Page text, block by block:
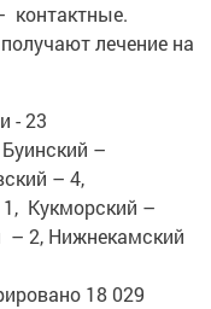
контактные.
лечение на
- 23
–
– 4,
Кукморский –
– 2, Нижнекамский
18 029